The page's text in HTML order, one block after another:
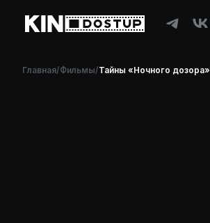
Главная/Фильмы/Тайны «Ночного дозора»